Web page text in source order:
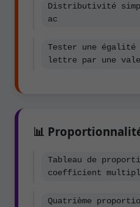
Distributivité
ac
Tester une
lettre par une
📊
Tableau de
coefficient
Quatrième